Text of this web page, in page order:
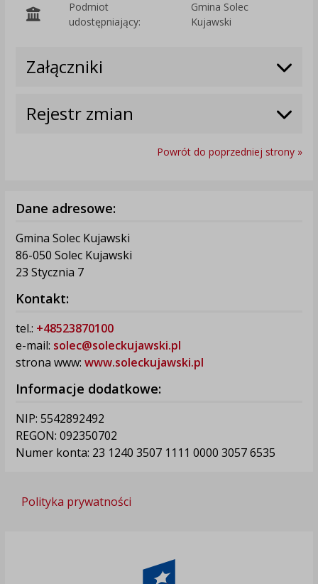
Podmiot
udostępniający:
Gmina Solec
Kujawski
Załączniki
Rejestr zmian
Powrót do poprzedniej strony »
Dane adresowe:
Gmina Solec Kujawski
86-050 Solec Kujawski
23 Stycznia 7
Kontakt:
tel.: +48523870100
e-mail: solec@soleckujawski.pl
strona www: www.soleckujawski.pl
Informacje dodatkowe:
NIP: 5542892492
REGON: 092350702
Numer konta: 23 1240 3507 1111 0000 3057 6535
Polityka prywatności